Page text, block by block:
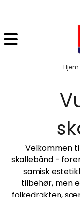
Hjem
Velkommen
skallebånd -
samisk
tilbehør, men
folkedrakten,
På lager i
1,5 meter, 2